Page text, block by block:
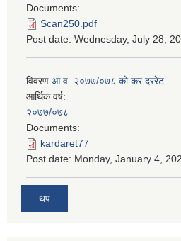
Documents:
Scan250.pdf
Post date: Wednesday, July 28,
विवरण आ.व. २०७७/०७८ को कर दररेट
आर्थिक वर्ष:
२०७७/०७८
Documents:
kardaret77
Post date: Monday, January 4,
थप